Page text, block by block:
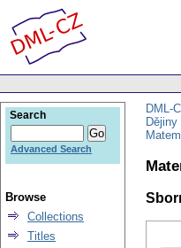
DML-
Search
Advanced Search
Browse
Collections
Titles